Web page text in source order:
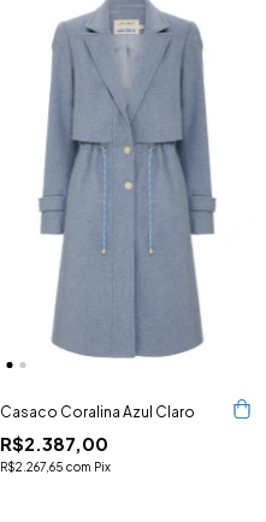
Casaco Coralina Azul Claro
R$2.387,00
R$2.267,65 com Pix